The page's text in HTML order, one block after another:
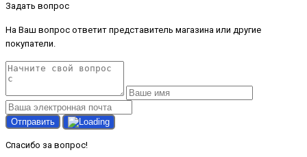
Задать вопрос
На Ваш вопрос ответит представитель магазина или другие
покупатели.
Отправить
Спасибо за вопрос!